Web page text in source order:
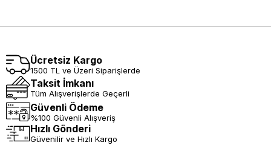
Ücretsiz Kargo
1500 TL ve Üzeri Siparişlerde
Taksit İmkanı
Tüm Alışverişlerde Geçerli
Güvenli Ödeme
%100 Güvenli Alışveriş
Hızlı Gönderi
Güvenilir ve Hızlı Kargo